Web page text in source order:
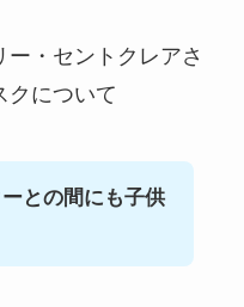
・セントクレアさ
クについて
との間にも子供